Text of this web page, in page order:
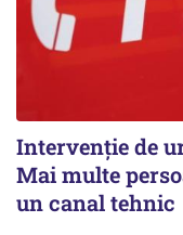
Intervenție de
Mai multe
un canal tehnic